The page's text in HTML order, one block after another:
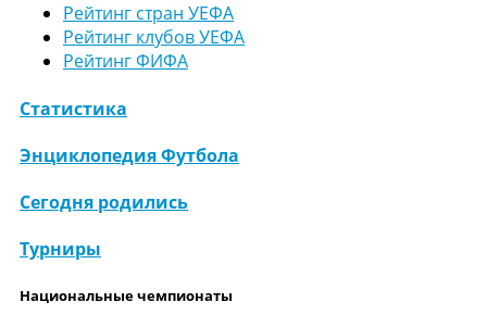
Рейтинг стран УЕФА
Рейтинг клубов УЕФА
Рейтинг ФИФА
Статистика
Энциклопедия Футбола
Сегодня родились
Турниры
Национальные чемпионаты